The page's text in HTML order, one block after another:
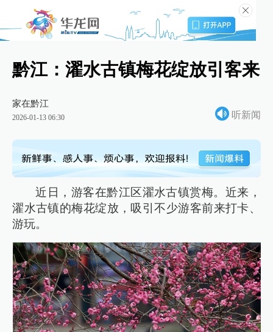
黔江：濯水古镇梅花绽放引客来
家在黔江
2026-01-13 06:30 听新闻
近日，游客在黔江区濯水古镇赏梅。近来，
濯水古镇的梅花绽放，吸引不少游客前来打卡、
游玩。